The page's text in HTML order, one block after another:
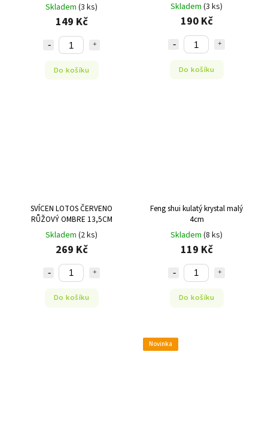
Skladem (3 ks)
149 Kč
Do košíku
Skladem (3 ks)
190 Kč
Do košíku
SVÍCEN LOTOS ČERVENO
RŮŽOVÝ OMBRE 13,5CM
Skladem (2 ks)
269 Kč
Do košíku
Feng shui kulatý krystal malý
4cm
Skladem (8 ks)
119 Kč
Do košíku
Novinka